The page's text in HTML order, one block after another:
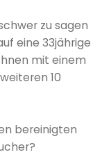
zu sagen
eine 33jährige
mit einem
10
bereinigten